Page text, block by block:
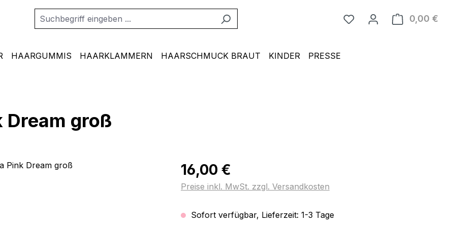
0,00 €
HAARGUMMIS HAARKLAMMERN HAARSCHMUCK BRAUT KINDER PRESSE
Dream groß
Regulärer Preis:
16,00 €
Preise inkl. MwSt. zzgl. Versandkosten
Sofort verfügbar, Lieferzeit: 1-3 Tage